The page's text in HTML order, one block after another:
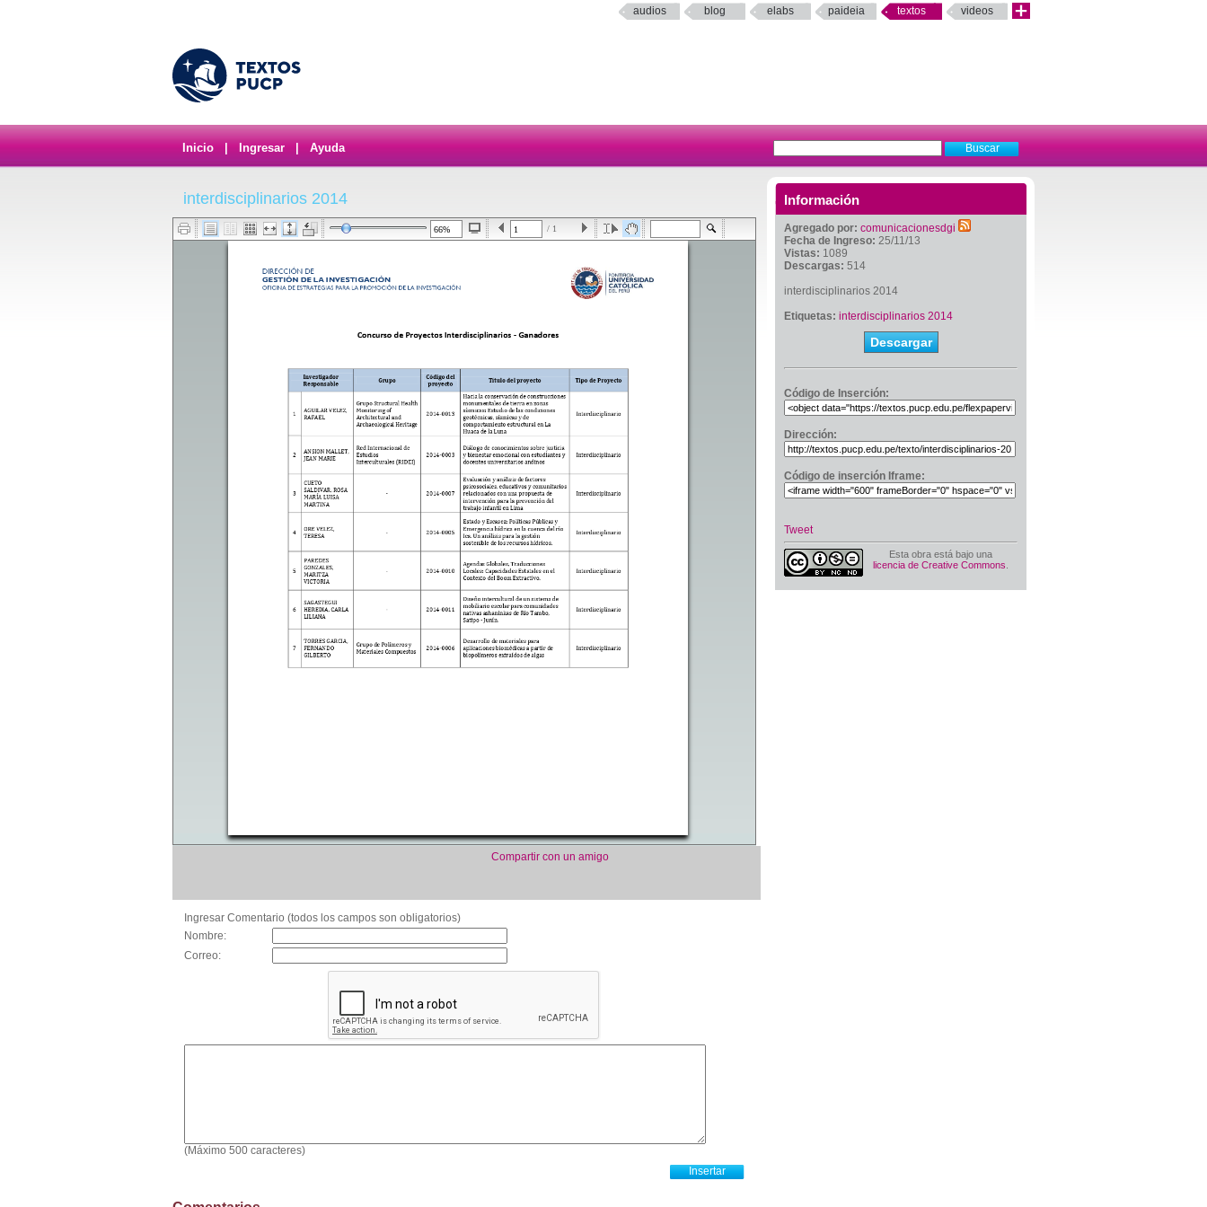
audios blog elabs paideia textos videos
Inicio Ingresar Ayuda
Información
Agregado por: comunicacionesdgi
Fecha de Ingreso: 25/11/13
Vistas: 1089
Descargas: 514
interdisciplinarios 2014
Etiquetas: interdisciplinarios 2014
Descargar
Código de Inserción:
Dirección:
Código de inserción Iframe:
Tweet
Esta obra está bajo una
licencia de Creative Commons
interdisciplinarios 2014
/ 1
Compartir con un amigo
Ingresar Comentario (todos los campos son obligatorios)
Nombre:
Correo:
(Máximo 500 caracteres)